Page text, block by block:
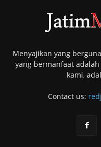
Menyajikan yang
yang bermanfaat
kami,
Contact us: